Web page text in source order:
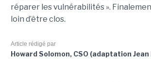
réparer les vulnérabilités ».
loin d’être clos.
Article rédigé par
Howard Solomon, CSO (adaptation Jean